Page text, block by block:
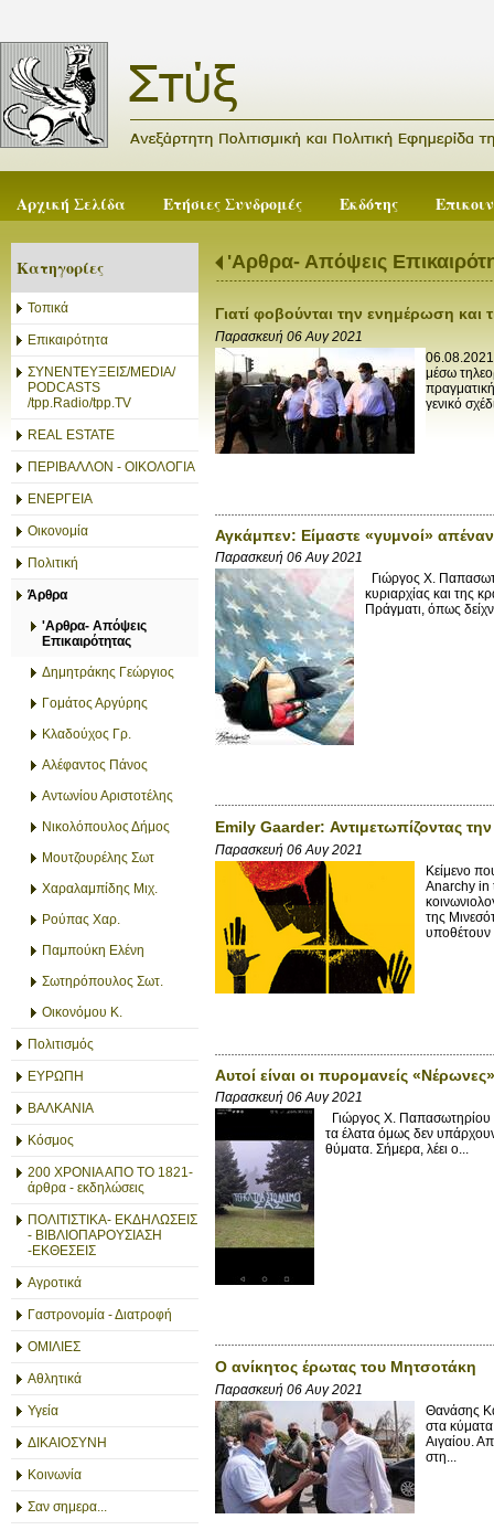
Αρχική Σελίδα Ετήσιες Συνδρομές Εκδότης
Κατηγορίες
Τοπικά
Επικαιρότητα
ΣΥΝΕΝΤΕΥΞΕΙΣ/MEDIA/
PODCASTS
/tpp.Radio/tpp.TV
REAL ESTATE
ΠΕΡΙΒΑΛΛΟΝ - ΟΙΚΟΛΟΓΙΑ
ΕΝΕΡΓΕΙΑ
Οικονομία
Πολιτική
Άρθρα
'Αρθρα- Απόψεις
Επικαιρότητας
Δημητράκης Γεώργιος
Γομάτος Αργύρης
Κλαδούχος Γρ.
Αλέφαντος Πάνος
Αντωνίου Αριστοτέλης
Νικολόπουλος Δήμος
Μουτζουρέλης Σωτ
Χαραλαμπίδης Μιχ.
Ρούπας Χαρ.
Παμπούκη Ελένη
Σωτηρόπουλος Σωτ.
Οικονόμου Κ.
Πολιτισμός
ΕΥΡΩΠΗ
ΒΑΛΚΑΝΙΑ
Κόσμος
200 ΧΡΟΝΙΑ ΑΠΟ ΤΟ 1821-
άρθρα - εκδηλώσεις
ΠΟΛΙΤΙΣΤΙΚΑ- ΕΚΔΗΛΩΣΕΙΣ
- ΒΙΒΛΙΟΠΑΡΟΥΣΙΑΣΗ
-ΕΚΘΕΣΕΙΣ
Αγροτικά
Γαστρονομία - Διατροφή
ΟΜΙΛΙΕΣ
Αθλητικά
Υγεία
ΔΙΚΑΙΟΣΥΝΗ
Κοινωνία
Σαν σημερα...
'Αρθρα- Απόψεις
Γιατί φοβούνται την ενημέρωση και
Παρασκευή 06 Αυγ 2021
μέσω
γενικό
Αγκάμπεν: Είμαστε «γυμνοί»
Παρασκευή 06 Αυγ 2021
Γιώργος X.
κυριαρχίας και της
Πράγματι, όπως
Emily Gaarder: Αντιμετωπίζοντας
Παρασκευή 06 Αυγ 2021
Κείμενο
Anarchy in
της
Αυτοί είναι οι πυρομανείς «Νέρωνες»
Παρασκευή 06 Αυγ 2021
Γιώργος X. Παπασωτηρίου
τα έλατα όμως δεν
θύματα. Σήμερα, λέει ο...
Ο ανίκητος έρωτας του Μητσοτάκη
Παρασκευή 06 Αυγ 2021
Θανάσης
στα
Αιγαίου.
στη...